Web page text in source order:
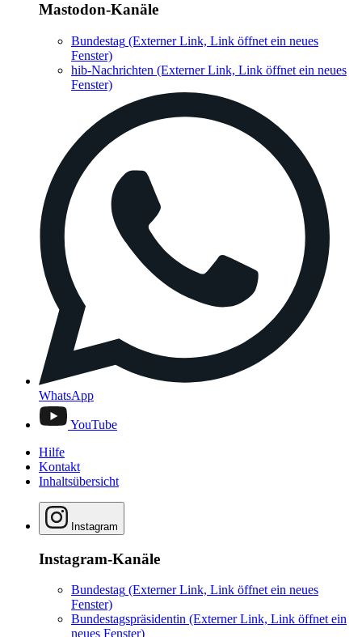
Mastodon-Kanäle
Bundestag (Externer Link, Link öffnet ein neues
Fenster)
hib-Nachrichten (Externer Link, Link öffnet ein neues
Fenster)
WhatsApp
YouTube
Hilfe
Kontakt
Inhaltsübersicht
Instagram
Instagram-Kanäle
Bundestag (Externer Link, Link öffnet ein neues
Fenster)
Bundestagspräsidentin (Externer Link, Link öffnet ein
neues Fenster)